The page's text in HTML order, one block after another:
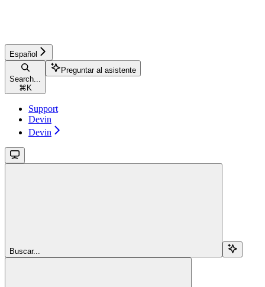
Español
Search...
⌘ K
Preguntar al asistente
Support
Devin
Devin
Buscar...